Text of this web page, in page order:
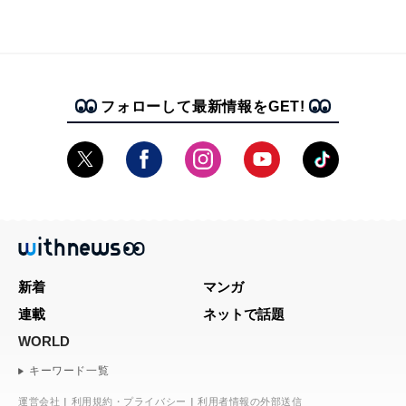
フォローして最新情報をGET!
新着
マンガ
連載
ネットで話題
WORLD
キーワード一覧
運営会社 利用規約・プライバシー 利用者情報の外部送信